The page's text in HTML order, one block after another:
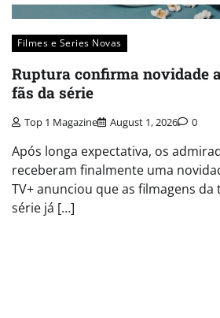
Filmes e Series Novas​
Ruptura confirma novidade
fãs da série
Top 1 Magazine August 1, 2026 0
Após longa expectativa, os
receberam finalmente uma
TV+ anunciou que as filmagens
série já […]